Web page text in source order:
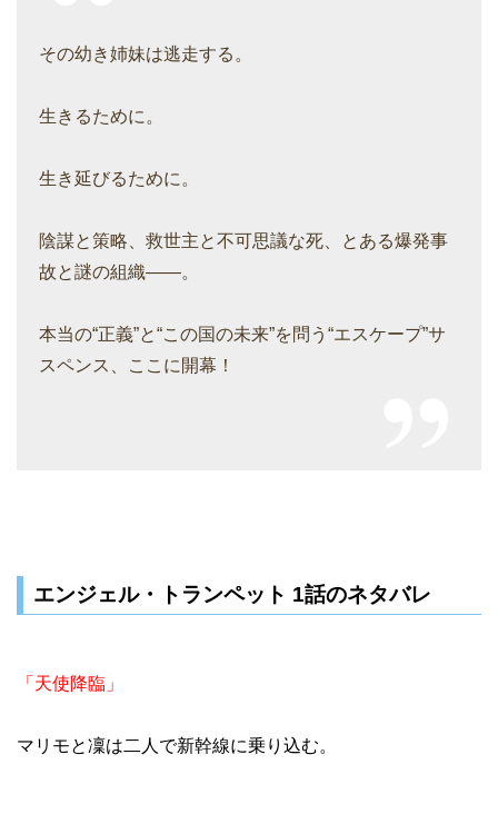
その幼き姉妹は逃走する。
生きるために。
生き延びるために。
陰謀と策略、救世主と不可思議な死、とある爆発事
故と謎の組織――。
本当の“正義”と“この国の未来”を問う“エスケープ”サ
スペンス、ここに開幕！
エンジェル・トランペット 1話のネタバレ
「天使降臨」
マリモと凜は二人で新幹線に乗り込む。